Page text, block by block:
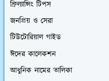
ফ্রিল্যান্সিং টিপস
জনপ্রিয় ও সেরা
টিউটোরিয়াল গাইড
ঈদের কালেকশন
আধুনিক নামের তালিকা